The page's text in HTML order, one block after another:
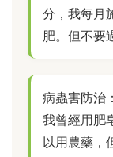
分，我每月
肥。但不要
病蟲害防治
我曾經用肥
以用農藥，